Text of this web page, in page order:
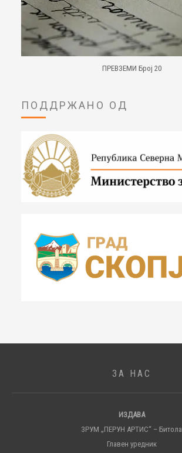
ПРЕВЗЕМИ Број 20
ПОДДРЖАНО ОД
ЗА НАС
ИЗДАВА
ЗРУМ „ПЕРУН АРТИС“ – Битола
Главен уредник